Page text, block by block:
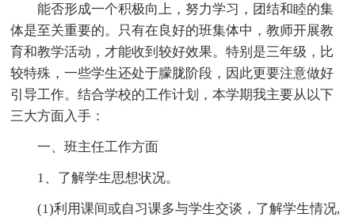
能否形成一个积极向上，努力学习，团结和睦的集
体是至关重要的。只有在良好的班集体中，教师开展教
育和教学活动，才能收到较好效果。特别是三年级，比
较特殊，一些学生还处于朦胧阶段，因此更要注意做好
引导工作。结合学校的工作计划，本学期我主要从以下
三大方面入手：
一、班主任工作方面
1、了解学生思想状况。
(1)利用课间或自习课多与学生交谈，了解学生情况,